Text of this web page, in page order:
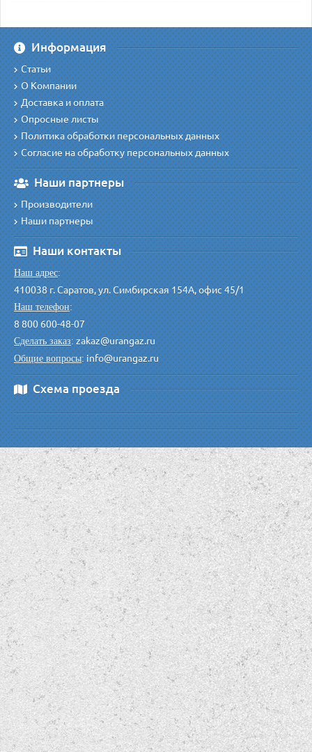
Информация
Статьи
О Компании
Доставка и оплата
Опросные листы
Политика обработки персональных данных
Согласие на обработку персональных данных
Наши партнеры
Производители
Наши партнеры
Наши контакты
Наш адрес:
410038 г. Саратов, ул. Симбирская 154А, офис 45/1
Наш телефон:
8 800 600-48-07
Сделать заказ:zakaz@urangaz.ru
Общие вопросы:info@urangaz.ru
Схема проезда